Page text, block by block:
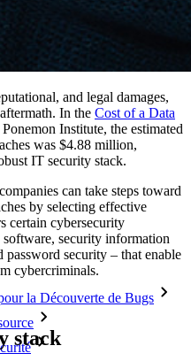
la Découverte de Bugs
and legal damages,
In the Cost of a Data
Institute, the estimated
was $4.88 million,
IT security stack.
can take steps toward
by selecting effective
certain cybersecurity
security information
security – that enable
cybercriminals.
stack